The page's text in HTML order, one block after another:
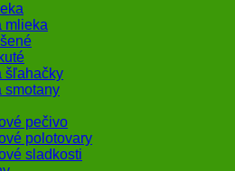
mlieka
šľahačky
smotany
pečivo
polotovary
sladkosti